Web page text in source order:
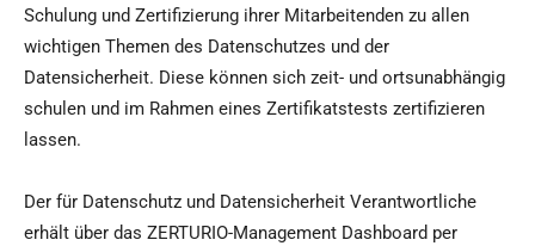
Schulung und Zertifizierung ihrer Mitarbeitenden zu allen
wichtigen Themen des Datenschutzes und der
Datensicherheit. Diese können sich zeit- und ortsunabhängig
schulen und im Rahmen eines Zertifikatstests zertifizieren
lassen.
Der für Datenschutz und Datensicherheit Verantwortliche
erhält über das ZERTURIO-Management Dashboard per